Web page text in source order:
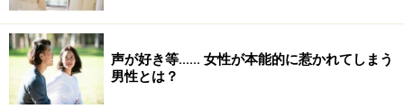
声が好き等...... 女性が本能的に惹かれてしまう
男性とは？